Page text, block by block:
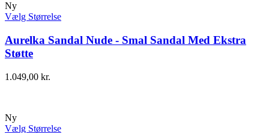
Ny
Vælg Størrelse
Aurelka Sandal Nude - Smal Sandal Med Ekstra
Støtte
1.049,00 kr.
Ny
Vælg Størrelse